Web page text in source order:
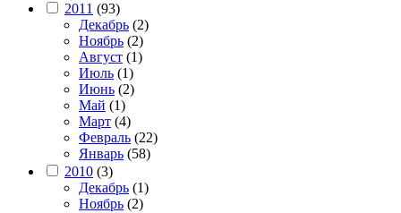
2011 (93)
Декабрь (2)
Ноябрь (2)
Август (1)
Июль (1)
Июнь (2)
Май (1)
Март (4)
Февраль (22)
Январь (58)
2010 (3)
Декабрь (1)
Ноябрь (2)